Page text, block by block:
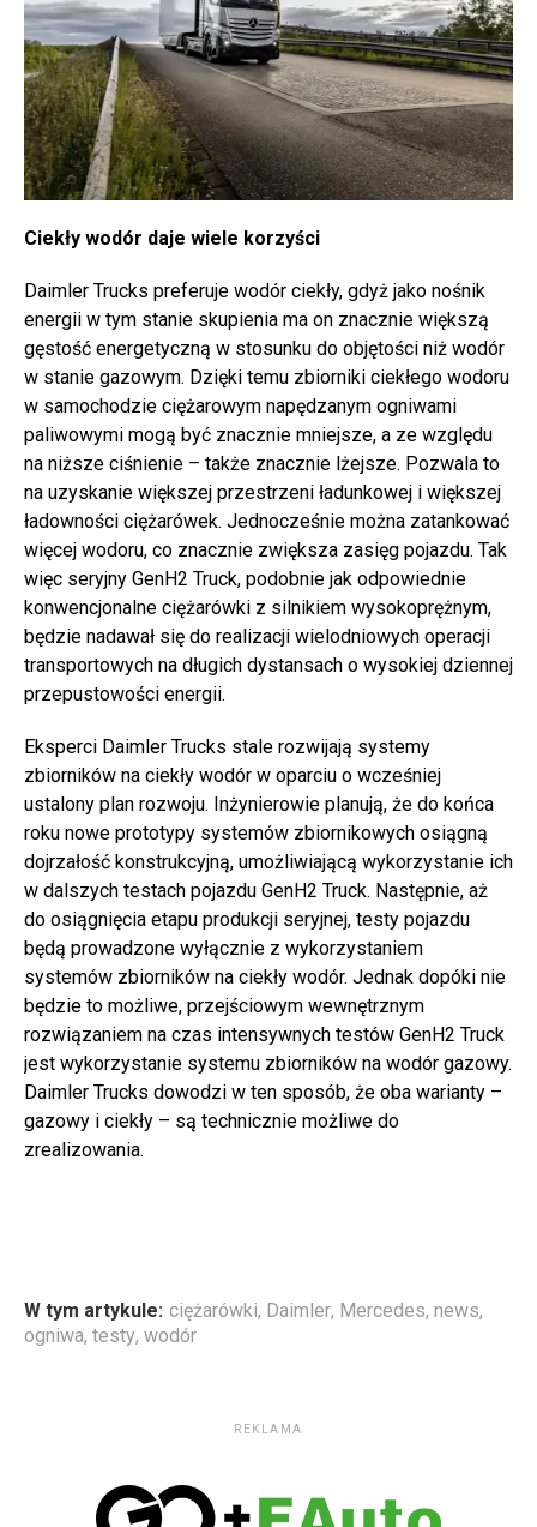
Ciekły wodór daje wiele korzyści
Daimler Trucks preferuje wodór ciekły, gdyż jako nośnik
energii w tym stanie skupienia ma on znacznie większą
gęstość energetyczną w stosunku do objętości niż wodór
w stanie gazowym. Dzięki temu zbiorniki ciekłego wodoru
w samochodzie ciężarowym napędzanym ogniwami
paliwowymi mogą być znacznie mniejsze, a ze względu
na niższe ciśnienie – także znacznie lżejsze. Pozwala to
na uzyskanie większej przestrzeni ładunkowej i większej
ładowności ciężarówek. Jednocześnie można zatankować
więcej wodoru, co znacznie zwiększa zasięg pojazdu. Tak
więc seryjny GenH2 Truck, podobnie jak odpowiednie
konwencjonalne ciężarówki z silnikiem wysokoprężnym,
będzie nadawał się do realizacji wielodniowych operacji
transportowych na długich dystansach o wysokiej dziennej
przepustowości energii.
Eksperci Daimler Trucks stale rozwijają systemy
zbiorników na ciekły wodór w oparciu o wcześniej
ustalony plan rozwoju. Inżynierowie planują, że do końca
roku nowe prototypy systemów zbiornikowych osiągną
dojrzałość konstrukcyjną, umożliwiającą wykorzystanie ich
w dalszych testach pojazdu GenH2 Truck. Następnie, aż
do osiągnięcia etapu produkcji seryjnej, testy pojazdu
będą prowadzone wyłącznie z wykorzystaniem
systemów zbiorników na ciekły wodór. Jednak dopóki nie
będzie to możliwe, przejściowym wewnętrznym
rozwiązaniem na czas intensywnych testów GenH2 Truck
jest wykorzystanie systemu zbiorników na wodór gazowy.
Daimler Trucks dowodzi w ten sposób, że oba warianty –
gazowy i ciekły – są technicznie możliwe do
zrealizowania.
W tym artykule: ciężarówki, Daimler, Mercedes, news,
ogniwa, testy, wodór
REKLAMA